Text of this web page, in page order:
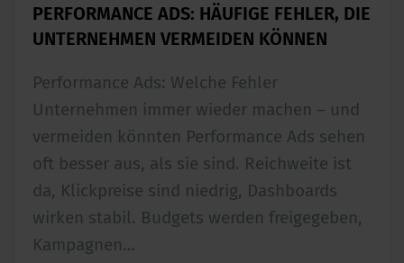
PERFORMANCE ADS: HÄUFIGE FEHLER, DIE
UNTERNEHMEN VERMEIDEN KÖNNEN
Performance Ads: Welche Fehler
Unternehmen immer wieder machen – und
vermeiden könnten Performance Ads sehen
oft besser aus, als sie sind. Reichweite ist
da, Klickpreise sind niedrig, Dashboards
wirken stabil. Budgets werden freigegeben,
Kampagnen…